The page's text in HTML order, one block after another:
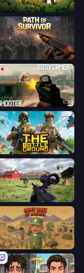
Zombie Road
Path of Survivor
BodyCamera Shooter
The Battleground
Dead Zed
Army Base Of America